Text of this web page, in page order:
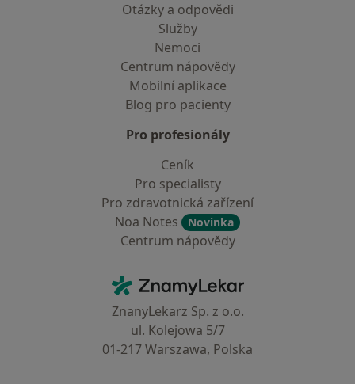
Otázky a odpovědi
Služby
Nemoci
Centrum nápovědy
Mobilní aplikace
Blog pro pacienty
Pro profesionály
Ceník
Pro specialisty
Pro zdravotnická zařízení
Noa Notes
Novinka
Centrum nápovědy
ZnamyLekar - Hlavní stránka
ZnanyLekarz Sp. z o.o.
ul. Kolejowa 5/7
01-217 Warszawa, Polska